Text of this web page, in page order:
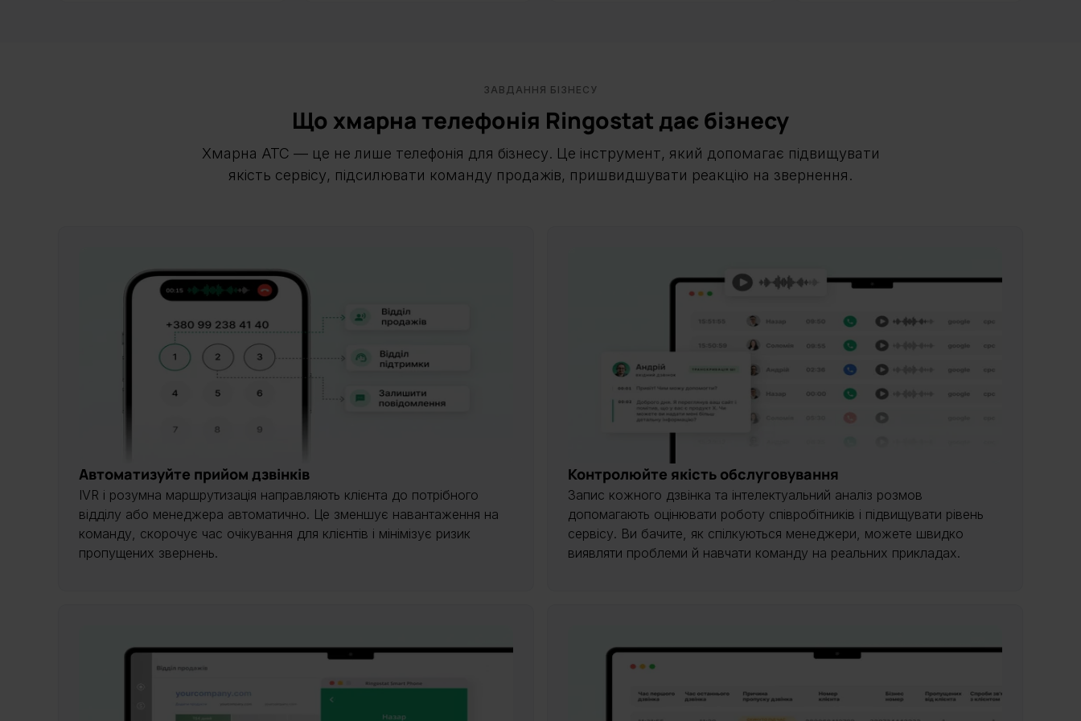
ЗАВДАННЯ БІЗНЕСУ
Що хмарна телефонія Ringostat дає бізнесу
Хмарна АТС — це не лише телефонія для бізнесу. Це інструмент, який допомагає підвищувати
якість сервісу, підсилювати команду продажів, пришвидшувати реакцію на звернення.
Автоматизуйте прийом дзвінків
IVR і розумна маршрутизація направляють клієнта до потрібного
відділу або менеджера автоматично. Це зменшує навантаження на
команду, скорочує час очікування для клієнтів і мінімізує ризик
пропущених звернень.
Контролюйте якість обслуговування
Запис кожного дзвінка та інтелектуальний аналіз розмов
допомагають оцінювати роботу співробітників і підвищувати рівень
сервісу. Ви бачите, як спілкуються менеджери, можете швидко
виявляти проблеми й навчати команду на реальних прикладах.